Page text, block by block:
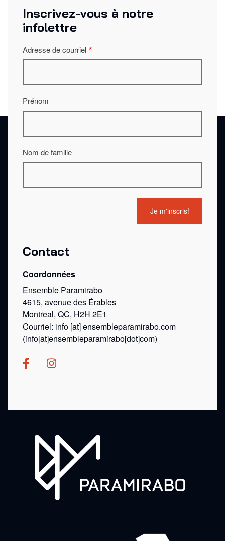
Inscrivez-vous à notre
infolettre
Adresse de courriel
Prénom
Nom de famille
Contact
Coordonnées
Ensemble Paramirabo
4615, avenue des Érables
Montreal, QC, H2H 2E1
Courriel: info [at]ensembleparamirabo.com
(info[at]ensembleparamirabo[dot]com)